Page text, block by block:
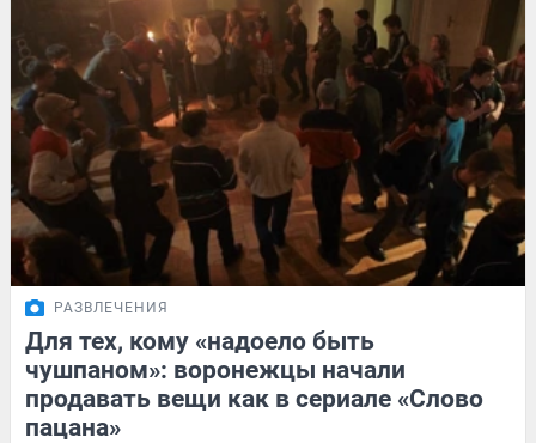
РАЗВЛЕЧЕНИЯ
Для тех, кому «надоело быть
чушпаном»: воронежцы начали
продавать вещи как в сериале «Слово
пацана»